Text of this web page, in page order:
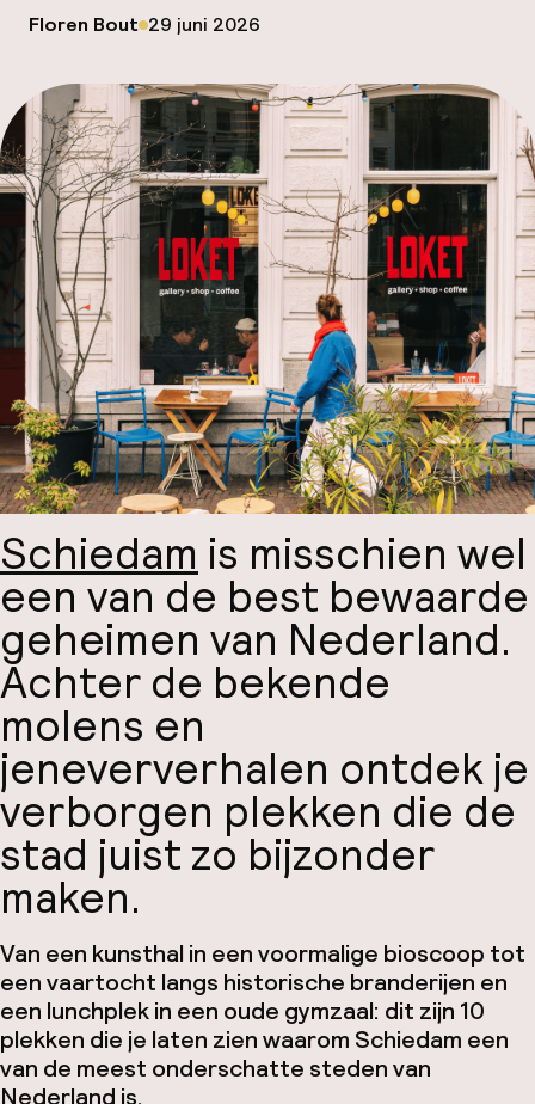
Gepubliceerd door
Floren Bout op
29 juni 2026
Schiedam is misschien wel
een van de best bewaarde
geheimen van Nederland.
Achter de bekende
molens en
jeneververhalen ontdek je
verborgen plekken die de
stad juist zo bijzonder
maken.
Van een kunsthal in een voormalige bioscoop tot
een vaartocht langs historische branderijen en
een lunchplek in een oude gymzaal: dit zijn 10
plekken die je laten zien waarom Schiedam een
van de meest onderschatte steden van
Nederland is.